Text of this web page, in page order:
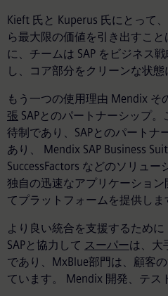
Kieft 氏と Kuperus 氏にとって
ら最大限の価値を引き出すこ
に、チームは SAP をビジネス
し、コア部分をクリーンな状態
もう一つの使用理由 Mendix そ
張 SAPとのパートナーシップ
待制であり、SAPとのパートナ
あり、 Mendix SAP Business
SuccessFactors などのソリュ
独自の迅速なアプリケーショ
てプラットフォームを提供しま
より良い統合を支援するために
SAPと協力して スーパーは、大
であり、MxBlue部門は、顧客の
ています。 Mendix 開発、テス